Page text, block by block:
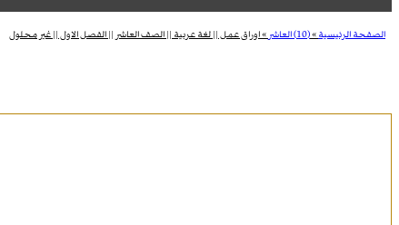
الصفحة الرئيسية»(10) العاشر »اوراق عمل || لغة عربية || الصف العاشر || الفصل الاول || غير محلول